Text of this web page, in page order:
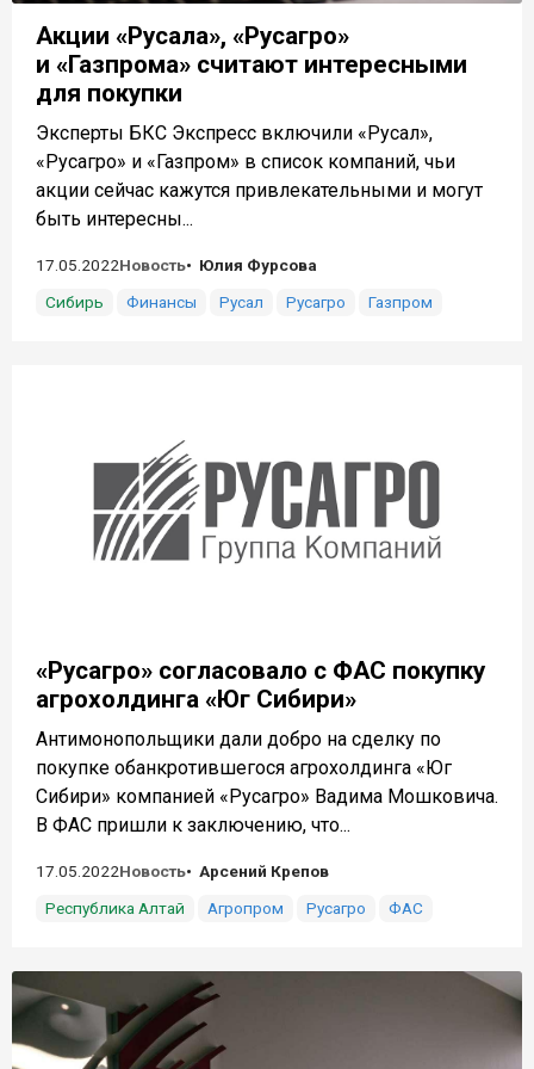
Акции «Русала», «Русагро»
и «Газпрома» считают интересными
для покупки
Эксперты БКС Экспресс включили «Русал»,
«Русагро» и «Газпром» в список компаний, чьи
акции сейчас кажутся привлекательными и могут
быть интересны...
17.05.2022Новость
Юлия Фурсова
Сибирь
Финансы Русал Русагро Газпром
«Русагро» согласовало с ФАС покупку
агрохолдинга «Юг Сибири»
Антимонопольщики дали добро на сделку по
покупке обанкротившегося агрохолдинга «Юг
Сибири» компанией «Русагро» Вадима Мошковича.
В ФАС пришли к заключению, что...
17.05.2022Новость
Арсений Крепов
Республика Алтай
Агропром Русагро ФАС